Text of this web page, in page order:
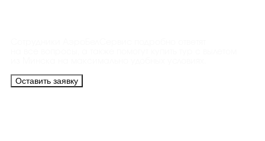
Оставить заявку